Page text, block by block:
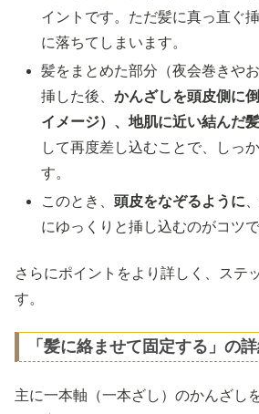
イントです。ただ髪に真っ直ぐ
に落ちてしまいます。
髪をまとめた部分（夜会巻きや
挿した後、かんざしを頭皮側に
イメージ）、地肌に近い結んだ
して再度差し込むことで、しっ
す。
このとき、頭皮をなぞるように
にゆっくりと挿し込むのがコツで
さらにポイントをより詳しく、ステ
す。
「髪に絡ませて固定する」の
主に一本軸（一本ざし）のかんざし